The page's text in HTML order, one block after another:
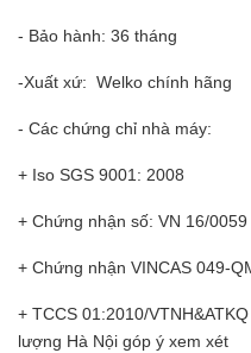
- Bảo hành: 36 tháng
-Xuất xứ: Welko chính hãng
- Các chứng chỉ nhà máy:
+ Iso SGS 9001: 2008
+ Chứng nhận số: VN 16/0059
+ Chứng nhận VINCAS 049-
+ TCCS 01:2010/
lượng Hà Nội góp ý xem xét